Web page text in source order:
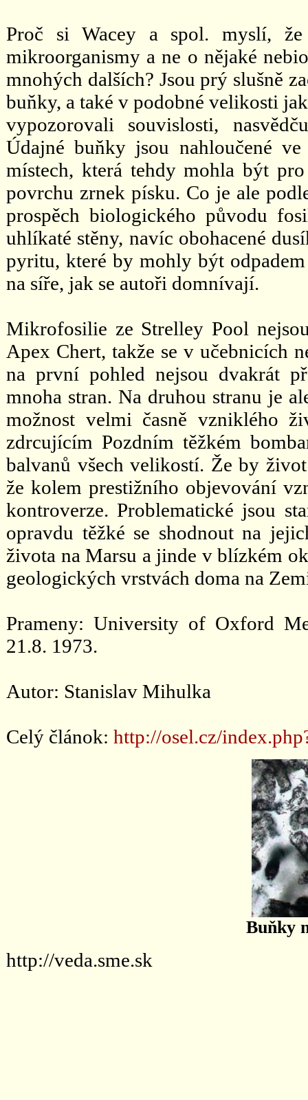
Proč si Wacey a spol. myslí,
mikroorganismy a ne o nějaké
mnohých dalších? Jsou prý slušně
buňky, a také v podobné velikosti
vypozorovali souvislosti,
Údajné buňky jsou nahloučené
místech, která tehdy mohla být
povrchu zrnek písku. Co je ale
prospěch biologického původu
uhlíkaté stěny, navíc obohacené
pyritu, které by mohly být
na síře, jak se autoři domnívají.
Mikrofosilie ze Strelley Pool
Apex Chert, takže se v učebnicích
na první pohled nejsou dvakrát
mnoha stran. Na druhou stranu je
možnost velmi časně vzniklého
zdrcujícím Pozdním těžkém
balvanů všech velikostí. Že by
že kolem prestižního objevování
kontroverze. Problematické jsou
opravdu těžké se shodnout na
života na Marsu a jinde v blízkém
geologických vrstvách doma na
Prameny: University of Oxford
21.8. 1973.
Autor: Stanislav Mihulka
Celý článok: http://osel.cz/
Buňky
http://veda.sme.sk